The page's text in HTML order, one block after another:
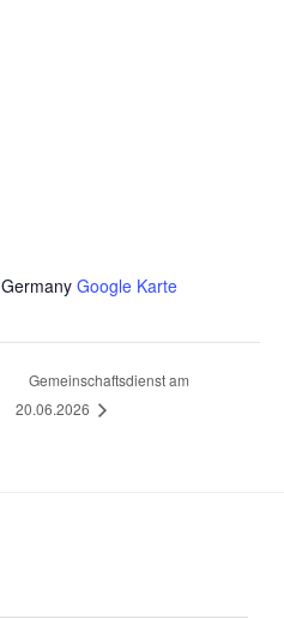
Germany Google Karte
Gemeinschaftsdienst am
20.06.2026